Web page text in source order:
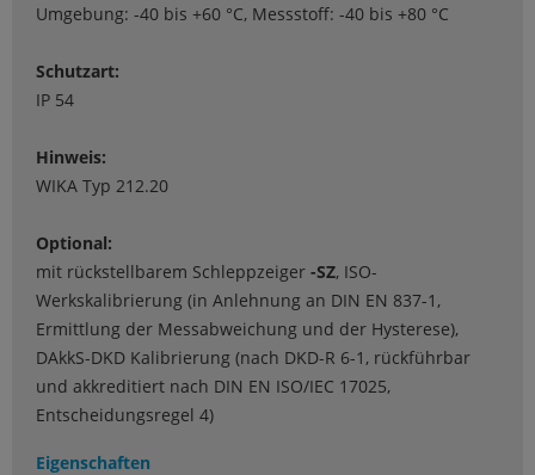
Umgebung: -40 bis +60 °C, Messstoff: -40 bis +80 °C
Schutzart:
IP 54
Hinweis:
WIKA Typ 212.20
Optional:
mit rückstellbarem Schleppzeiger -SZ, ISO-
Werkskalibrierung (in Anlehnung an DIN EN 837-1,
Ermittlung der Messabweichung und der Hysterese),
DAkkS-DKD Kalibrierung (nach DKD-R 6-1, rückführbar
und akkreditiert nach DIN EN ISO/IEC 17025,
Entscheidungsregel 4)
Eigenschaften